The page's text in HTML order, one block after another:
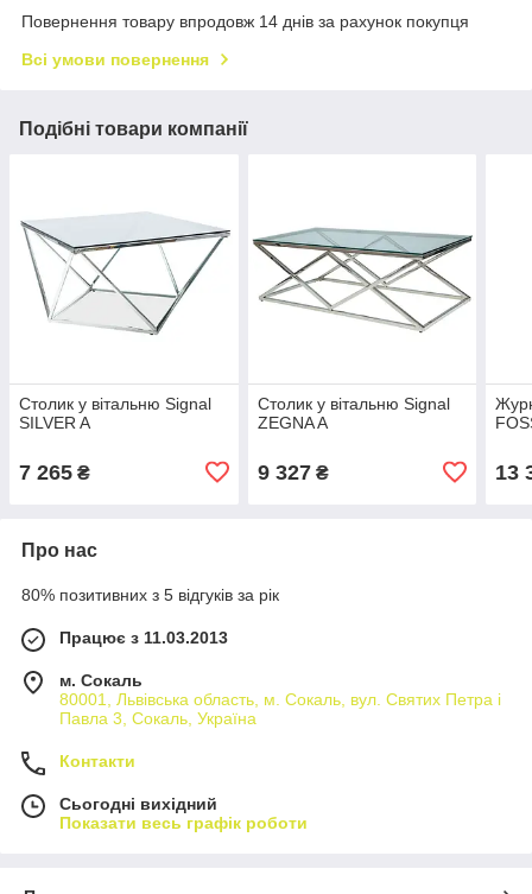
Повернення товару впродовж 14 днів за рахунок покупця
Всі умови повернення
Подібні товари компанії
Столик у вітальню Signal
SILVER A
7 265 ₴
Столик у вітальню Signal
ZEGNA A
9 327₴ 13
Про нас
80% позитивних з 5 відгуків за рік
Працює з 11.03.2013
м. Сокаль
80001, Львівська область, м. Сокаль, вул. Святих Петра і
Павла 3, Сокаль, Україна
Контакти
Сьогодні вихідний
Показати весь графік роботи